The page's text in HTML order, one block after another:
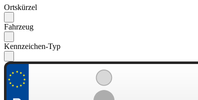
Ortskürzel
Fahrzeug
Kennzeichen-Typ